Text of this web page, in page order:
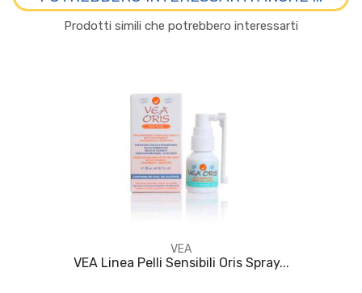
Prodotti simili che potrebbero interessarti
VEA
VEA Linea Pelli Sensibili Oris Spray...